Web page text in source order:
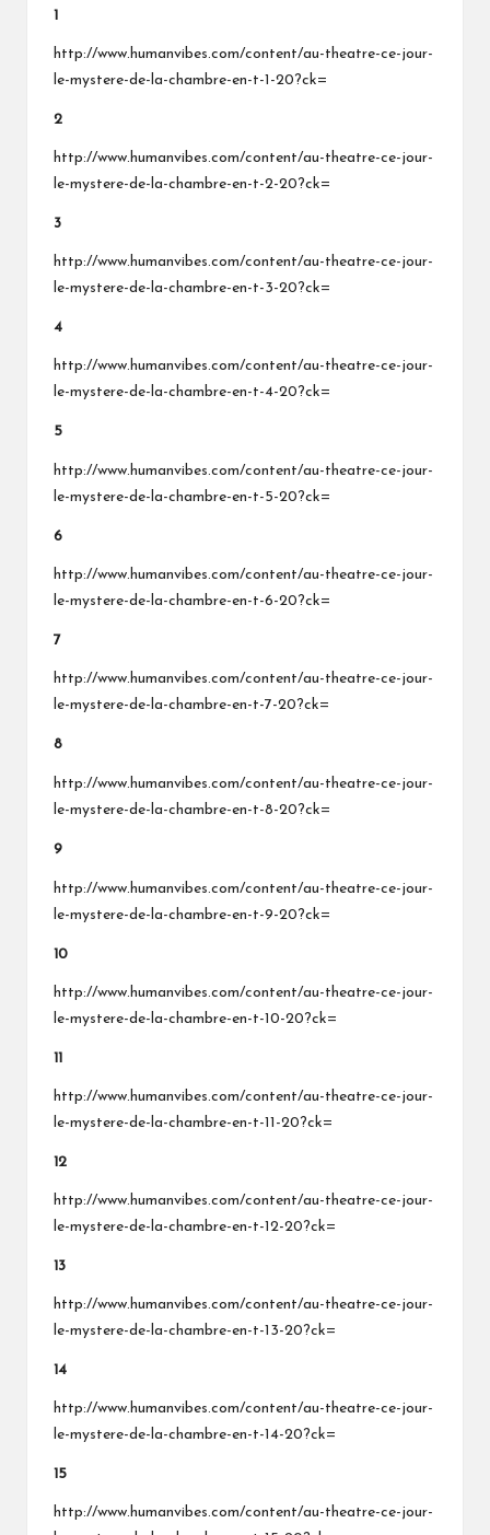
http://www.humanvibes.com/content/au-theatre-ce-jour-
le-mystere-de-la-chambre-en-t-1-20?ck=
2
http://www.humanvibes.com/content/au-theatre-ce-jour-
le-mystere-de-la-chambre-en-t-2-20?ck=
3
http://www.humanvibes.com/content/au-theatre-ce-jour-
le-mystere-de-la-chambre-en-t-3-20?ck=
4
http://www.humanvibes.com/content/au-theatre-ce-jour-
le-mystere-de-la-chambre-en-t-4-20?ck=
5
http://www.humanvibes.com/content/au-theatre-ce-jour-
le-mystere-de-la-chambre-en-t-5-20?ck=
6
http://www.humanvibes.com/content/au-theatre-ce-jour-
le-mystere-de-la-chambre-en-t-6-20?ck=
7
http://www.humanvibes.com/content/au-theatre-ce-jour-
le-mystere-de-la-chambre-en-t-7-20?ck=
8
http://www.humanvibes.com/content/au-theatre-ce-jour-
le-mystere-de-la-chambre-en-t-8-20?ck=
9
http://www.humanvibes.com/content/au-theatre-ce-jour-
le-mystere-de-la-chambre-en-t-9-20?ck=
10
http://www.humanvibes.com/content/au-theatre-ce-jour-
le-mystere-de-la-chambre-en-t-10-20?ck=
http://www.humanvibes.com/content/au-theatre-ce-jour-
le-mystere-de-la-chambre-en-t-11-20?ck=
12
http://www.humanvibes.com/content/au-theatre-ce-jour-
le-mystere-de-la-chambre-en-t-12-20?ck=
13
http://www.humanvibes.com/content/au-theatre-ce-jour-
le-mystere-de-la-chambre-en-t-13-20?ck=
14
http://www.humanvibes.com/content/au-theatre-ce-jour-
le-mystere-de-la-chambre-en-t-14-20?ck=
15
http://www.humanvibes.com/content/au-theatre-ce-jour-